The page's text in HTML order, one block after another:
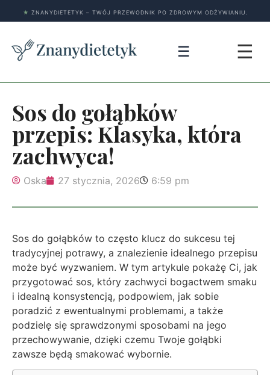
★ ZNANYDIETETYK – TWÓJ PRZEWODNIK PO ZDROWYM ODŻYWIANIU.
☰ ☰
Sos do gołąbków
przepis: Klasyka, która
zachwyca!
Oska 27 stycznia, 2026 6:59 pm
Sos do gołąbków to często klucz do sukcesu tej
tradycyjnej potrawy, a znalezienie idealnego przepisu
może być wyzwaniem. W tym artykule pokażę Ci, jak
przygotować sos, który zachwyci bogactwem smaku
i idealną konsystencją, podpowiem, jak sobie
poradzić z ewentualnymi problemami, a także
podzielę się sprawdzonymi sposobami na jego
przechowywanie, dzięki czemu Twoje gołąbki
zawsze będą smakować wybornie.